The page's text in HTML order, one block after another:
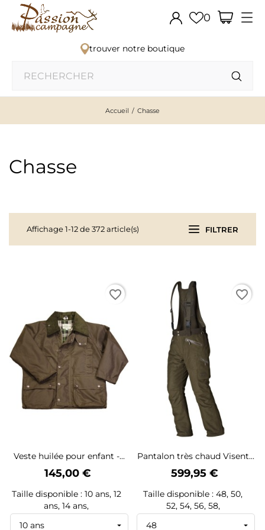
0
trouver notre boutique
Accueil Chasse
Chasse
FILTRER
Affichage 1-12 de 372 article(s)
Veste huilée pour enfant -...
Prix
145,00 €
Taille disponible : 10 ans, 12
ans, 14 ans,
favorite_border
Pantalon très chaud Visent...
Prix
599,95 €
Taille disponible : 48, 50,
52, 54, 56, 58,
favorite_border